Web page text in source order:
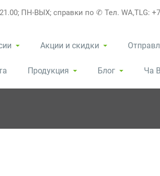
ПН-ВЫХ; справки по ✆ Тел. WA,TLG: +7
Акции и скидки
Продукция Блог Ча